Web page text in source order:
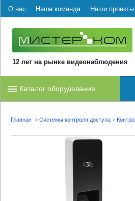
О нас Наша команда Наши проекты
12 лет на рынке видеонаблюдения
Каталог оборудования
Главная > Системы контроля доступа >